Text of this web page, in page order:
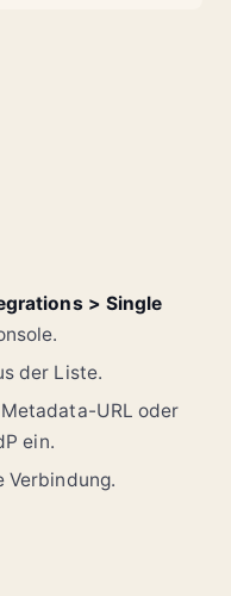
> Single
der Liste.
URL oder
ein.
Verbindung.